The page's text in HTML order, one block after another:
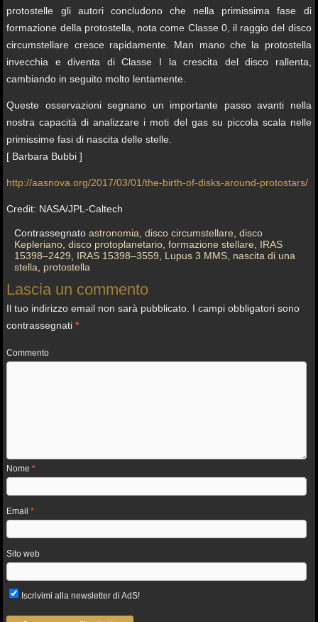
protostelle gli autori concludono che nella primissima fase di
formazione della protostella, nota come Classe 0, il raggio del disco
circumstellare cresce rapidamente. Man mano che la protostella
invecchia e diventa di Classe I la crescita del disco rallenta,
cambiando in seguito molto lentamente.
Queste osservazioni segnano un importante passo avanti nella
nostra capacità di analizzare i moti del gas su piccola scala nelle
primissime fasi di nascita delle stelle.
[ Barbara Bubbi ]
http://aasnova.org/2017/03/01/the-birth-of-disks-around-protostars/
Credit: NASA/JPL-Caltech
Contrassegnato astronomia ,disco circumstellare ,disco
Kepleriano ,disco protoplanetario ,formazione stellare
IRAS
15398–2429
IRAS 15398–3559 Lupus 3 MMS nascita di una
stella
protostella
Lascia un commento
Il tuo indirizzo email non sarà pubblicato. I campi obbligatori sono
contrassegnati*
Commento
Nome*
Email*
Sito web
Iscrivimi alla newsletter di AdS!